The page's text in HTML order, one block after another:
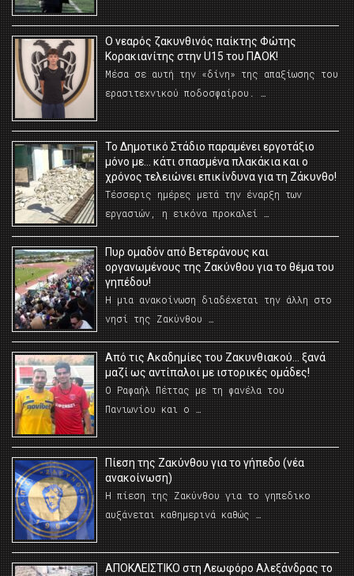
O νεαρός ζακυνθινός παίκτης Φώτης
Κορακιανίτης στην U15 του ΠΑΟΚ!
Μέσα σε αυτή την «δίνη» της απαξίωσης του
ερασιτεχνικού ποδοσφαίρου. …
Το Δημοτικό Στάδιο παραμένει εργοτάξιο
μόνο με… κάτι σπασμένα πλακάκια και ο
χρόνος τελειώνει επικίνδυνα για τη Ζάκυνθο!
Τέσσερις ημέρες μετά την έναρξη των
εργασιών, η εικόνα προκαλεί …
Πυρ ομαδόν από Βετεράνους και
οργανωμένους της Ζακύνθου για το θέμα του
γηπέδου!
Η μια ανακοίνωση διαδέχεται την άλλη στο
νησί της Ζακύνθου …
Από τις Ακαδημίες του Ζακυνθιακού… ξανά
μαζί ως αντίπαλοι με ιστορικές ομάδες!
Ο Ραφαήλ Πέττας με τη φανέλα του
Πανιωνίου και ο …
Πίεση της Ζακύνθου για το γήπεδο (νέα
ανακοίνωση)
Η πίεση της Ζακύνθου για το γηπεδικο
αυξάνεται καθημερινά καθώς …
AΠΟΚΛΕΙΣΤΙΚΟ στη Λεωφόρο Αλεξάνδρας το